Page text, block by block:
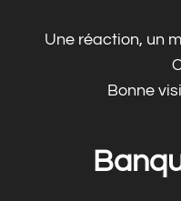
Une réaction, un
Bonne